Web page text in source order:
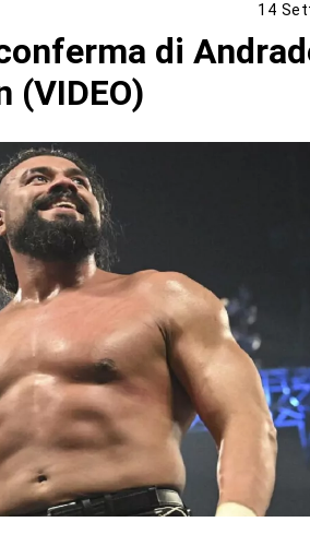
14
di
(VIDEO)